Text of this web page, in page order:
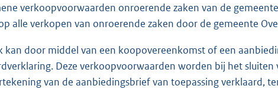
verkoopvoorwaarden onroerende zaken van de
alle verkopen van onroerende zaken door de gemeente
kan door middel van een koopovereenkomst of een
Deze verkoopvoorwaarden worden bij het sluiten
van de aanbiedingsbrief van toepassing verklaard,